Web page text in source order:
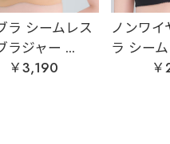
ラ シームレス
ラジャー ...
￥3,190
ノンワ
ラ シー